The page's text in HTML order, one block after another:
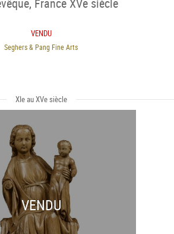
VENDU
Seghers & Pang Fine Arts
XIe au XVe siècle
VENDU